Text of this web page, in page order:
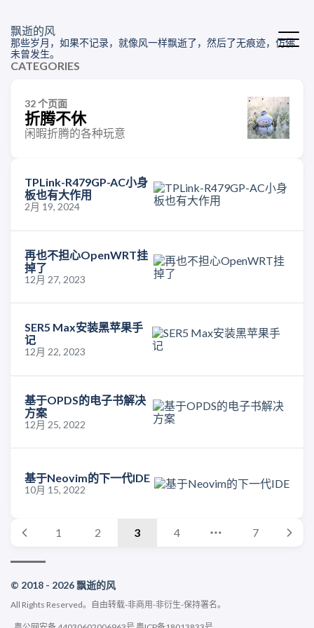
飘逝的风
那些岁月，如果不记录，就像风一样飘逝了，然后了无痕迹，仿佛
未曾发生。
CATEGORIES
32 个页面
折腾不休
闲暇折腾的各种玩意
TPLink-R479GP-AC小身
板也有大作用
2月 19, 2024
再也不担心OpenWRT挂
掉了
12月 27, 2023
SER5 Max安装黑苹果手
记
12月 22, 2023
基于OPDS的电子书解决
方案
12月 25, 2022
基于Neovim的下一代IDE
10月 15, 2022
1 2 3 4 7
© 2018 - 2026 飘逝的风
All Rights Reserved。 自由转载-非商用-非衍生-保持署名。